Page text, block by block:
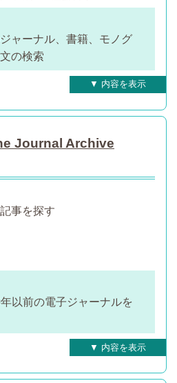
ャーナル、書籍、モノグ
の検索
Journal Archive
事を探す
以前の電子ジャーナルを